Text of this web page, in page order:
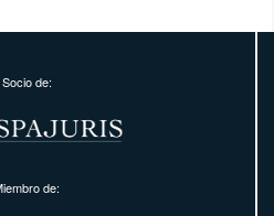
Socio de:
de: